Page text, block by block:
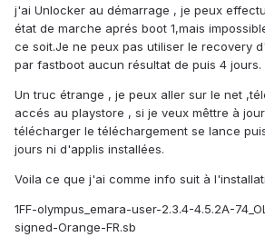
j'ai Unlocker au démarrage , je peux
état de marche aprés boot 1,mais
ce soit.Je ne peux pas utiliser le recovery
par fastboot aucun résultat de puis 4 jours.
Un truc étrange , je peux aller sur le net
accés au playstore , si je veux mêttre à
télécharger le téléchargement se lance
jours ni d'applis installées.
Voila ce que j'ai comme info suit à
1FF-olympus_emara-user-2.3.4-4.5.2A-
signed-Orange-FR.sb